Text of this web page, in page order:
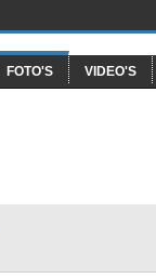
FOTO'S VIDEO'S